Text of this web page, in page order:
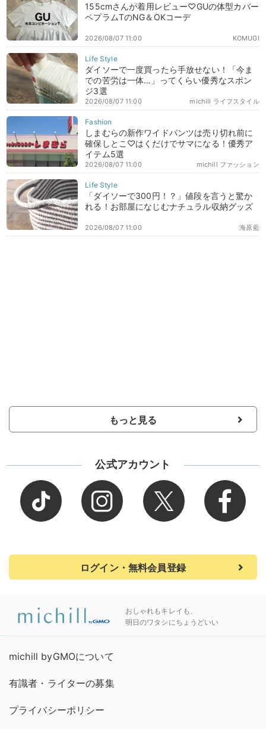
155cmさんが着用レビュー♡GUの体型カバー
ペプラムTのNG＆OKコーデ
KOMUGI
2026/08/07 11:00
ダイソーで一度買ったら手放せない！「今ま
での苦労は一体…」ってくらい優秀なスポン
ジ3選
michill ライフスタイル
2026/08/07 11:00
しまむらの新作ワイドパンツは売り切れ前に
確保しとこ♡はくだけでサマになる！優秀ア
イテム5選
michill ファッション
2026/08/07 11:00
「ダイソーで300円！？」値段を言うと驚か
れる！お部屋になじむナチュラル収納グッズ
海原藍
2026/08/07 11:00
もっと見る
公式アカウント
ログイン・無料会員登録
おしゃれもキレイも、
明日のワタシにちょうどいい
michill byGMOについて
有識者・ライターの募集
プライバシーポリシー